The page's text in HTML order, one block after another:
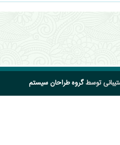
توسطگروه طراحان سیستم